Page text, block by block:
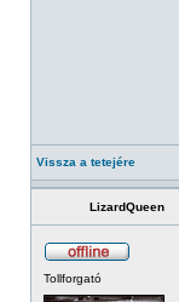
Vissza a tetejére
LizardQueen
Tollforgató